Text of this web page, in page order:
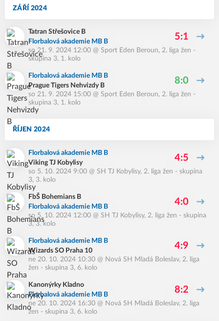
ZÁŘÍ 2024
Tatran Střešovice B
Florbalová akademie MB B
5:1
so 21. 9. 2024 12:00 @ Sport Eden Beroun, 2. liga žen -
skupina 3, 1. kolo
Florbalová akademie MB B
Prague Tigers Nehvizdy B
8:0
so 21. 9. 2024 15:00 @ Sport Eden Beroun, 2. liga žen -
skupina 3, 1. kolo
ŘÍJEN 2024
Florbalová akademie MB B
Viking TJ Kobylisy
4:5
so 5. 10. 2024 9:00 @ SH TJ Kobylisy, 2. liga žen - skupina
3, 3. kolo
FbŠ Bohemians B
Florbalová akademie MB B
4:0
so 5. 10. 2024 12:00 @ SH TJ Kobylisy, 2. liga žen - skupina
3, 3. kolo
Florbalová akademie MB B
Wizards SO Praha 10
4:9
ne 20. 10. 2024 10:30 @ Nová SH Mladá Boleslav, 2. liga
žen - skupina 3, 6. kolo
Kanonýrky Kladno
Florbalová akademie MB B
8:2
ne 20. 10. 2024 16:30 @ Nová SH Mladá Boleslav, 2. liga
žen - skupina 3, 6. kolo